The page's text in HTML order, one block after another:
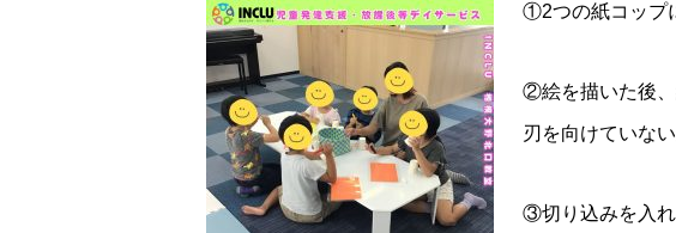
①2つの紙コップ
②絵を描いた後、
刃を向けていな
③切り込みを入